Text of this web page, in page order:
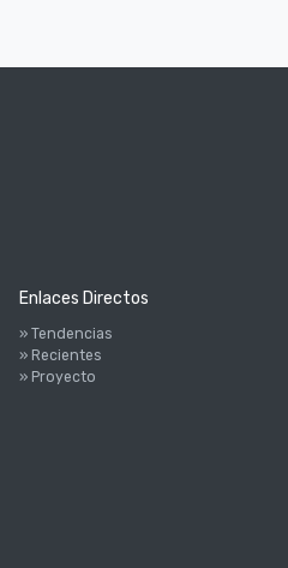
Enlaces Directos
» Tendencias
» Recientes
» Proyecto